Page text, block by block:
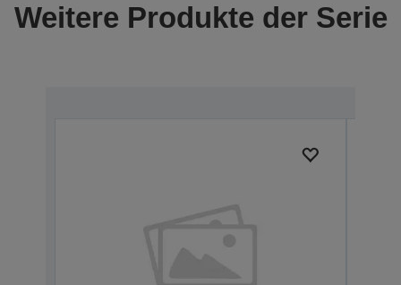
Weitere Produkte der Serie